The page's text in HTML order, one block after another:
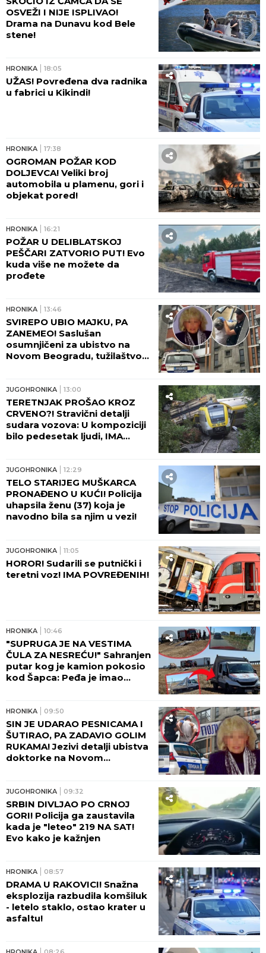
OSVEŽI I NIJE ISPLIVAO!
Drama na Dunavu kod Bele
stene!
HRONIKA 18:05
UŽAS! Povređena dva radnika
u fabrici u Kikindi!
HRONIKA 17:38
OGROMAN POŽAR KOD
DOLJEVCA! Veliki broj
automobila u plamenu, gori i
objekat pored!
HRONIKA 16:21
POŽAR U DELIBLATSKOJ
PEŠČARI ZATVORIO PUT! Evo
kuda više ne možete da
prođete
HRONIKA 13:46
SVIREPO UBIO MAJKU, PA
ZANEMEO! Saslušan
osumnjičeni za ubistvo na
Novom Beogradu, tužilaštvo
JUGOHRONIKA 13:00
TERETNJAK PROŠAO KROZ
CRVENO?! Stravični detalji
sudara vozova: U kompoziciji
bilo pedesetak ljudi, IMA
JUGOHRONIKA 12:29
TELO STARIJEG MUŠKARCA
PRONAĐENO U KUĆI! Policija
uhapsila ženu (37) koja je
navodno bila sa njim u vezi!
JUGOHRONIKA 11:05
HOROR! Sudarili se putnički i
teretni voz! IMA POVREĐENIH!
HRONIKA 10:46
"SUPRUGA JE NA VESTIMA
ČULA ZA NESREĆU!" Sahranjen
putar kog je kamion pokosio
kod Šapca: Peđa je imao
HRONIKA 09:50
SIN JE UDARAO PESNICAMA I
ŠUTIRAO, PA ZADAVIO GOLIM
RUKAMA! Jezivi detalji ubistva
doktorke na Novom
PAMTE!
JUGOHRONIKA 09:32
SRBIN DIVLJAO PO CRNOJ
GORI! Policija ga zaustavila
kada je "leteo" 219 NA SAT!
Evo kako je kažnjen
HRONIKA 08:57
DRAMA U RAKOVICI! Snažna
eksplozija razbudila komšiluk
- letelo staklo, ostao krater u
asfaltu!